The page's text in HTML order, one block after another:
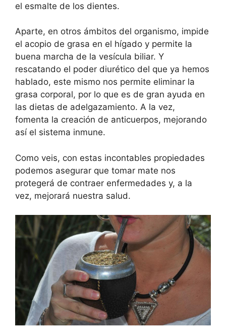
el esmalte de los dientes.
Aparte, en otros ámbitos del organismo, impide
el acopio de grasa en el hígado y permite la
buena marcha de la vesícula biliar. Y
rescatando el poder diurético del que ya hemos
hablado, este mismo nos permite eliminar la
grasa corporal, por lo que es de gran ayuda en
las dietas de adelgazamiento. A la vez,
fomenta la creación de anticuerpos, mejorando
así el sistema inmune.
Como veis, con estas incontables propiedades
podemos asegurar que tomar mate nos
protegerá de contraer enfermedades y, a la
vez, mejorará nuestra salud.